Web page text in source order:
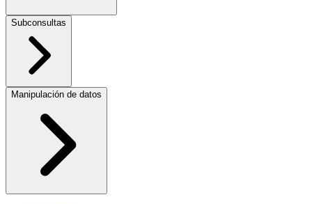
Subconsultas
Manipulación de datos